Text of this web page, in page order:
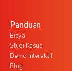
Panduan
Biaya
Studi Kasus
Demo Interaktif
Blog